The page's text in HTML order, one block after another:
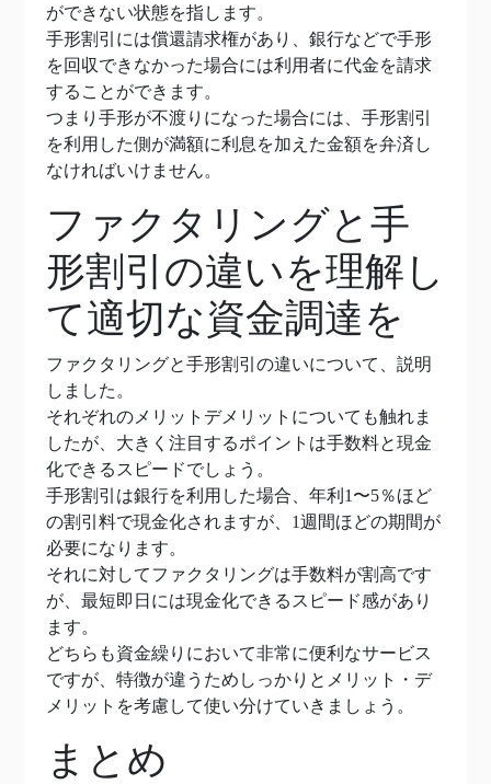
ができない状態を指します。
手形割引には償還請求権があり、銀行などで手形
を回収できなかった場合には利用者に代金を請求
することができます。
つまり手形が不渡りになった場合には、手形割引
を利用した側が満額に利息を加えた金額を弁済し
なければいけません。
ファクタリングと手
形割引の違いを理解し
て適切な資金調達を
ファクタリングと手形割引の違いについて、説明
しました。
それぞれのメリットデメリットについても触れま
したが、大きく注目するポイントは手数料と現金
化できるスピードでしょう。
手形割引は銀行を利用した場合、年利1〜5％ほど
の割引料で現金化されますが、1週間ほどの期間が
必要になります。
それに対してファクタリングは手数料が割高です
が、最短即日には現金化できるスピード感があり
ます。
どちらも資金繰りにおいて非常に便利なサービス
ですが、特徴が違うためしっかりとメリット・デ
メリットを考慮して使い分けていきましょう。
まとめ